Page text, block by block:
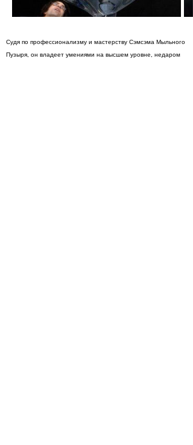
Судя по профессионализму и мастерству Сэмсэма Мыльного
Пузыря, он владеет умениями на высшем уровне, недаром